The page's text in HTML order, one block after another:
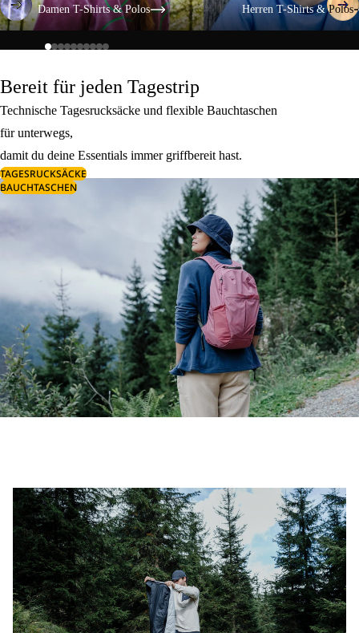
Damen T-Shirts & Polos Herren T-Shirts & Polos
Bereit für jeden Tagestrip
Technische Tagesrucksäcke und flexible Bauchtaschen
für unterwegs,
damit du deine Essentials immer griffbereit hast.
TAGESRUCKSÄCKE
BAUCHTASCHEN